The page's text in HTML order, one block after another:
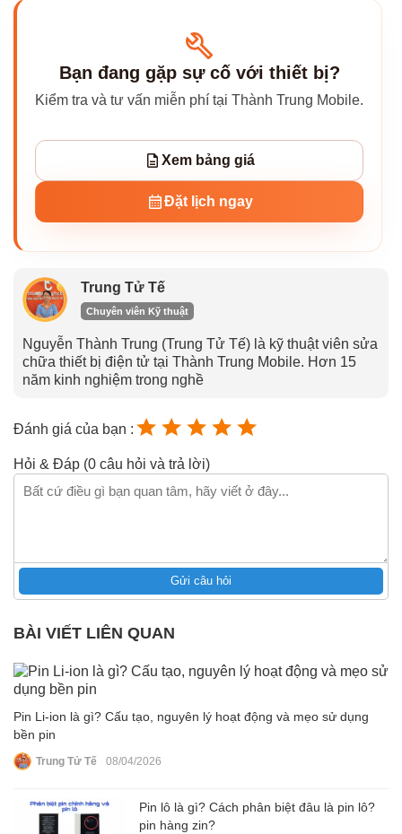
Bạn đang gặp sự cố với thiết bị?
Kiểm tra và tư vấn miễn phí tại Thành Trung Mobile.
Xem bảng giá
Đặt lịch ngay
Trung Tử Tế
Chuyên viên Kỹ thuật
Nguyễn Thành Trung (Trung Tử Tế) là kỹ thuật viên sửa
chữa thiết bị điện tử tại Thành Trung Mobile. Hơn 15
năm kinh nghiệm trong nghề
Đánh giá của bạn :
Hỏi & Đáp (0 câu hỏi và trả lời)
Gửi câu hỏi
BÀI VIẾT LIÊN QUAN
Pin Li‑ion là gì? Cấu tạo, nguyên lý hoạt động và mẹo sử dụng
bền pin
Trung Tử Tế 08/04/2026
Pin lô là gì? Cách phân biệt đâu là pin lô?
pin hàng zin?